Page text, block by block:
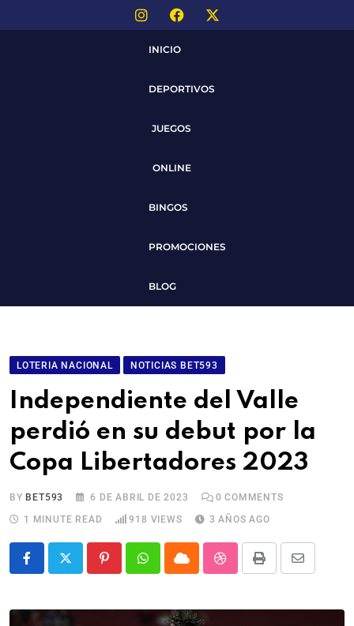
INICIO
DEPORTIVOS
JUEGOS
ONLINE
BINGOS
PROMOCIONES
BLOG
LOTERIA NACIONAL NOTICIAS BET593
Independiente del Valle
perdió en su debut por la
Copa Libertadores 2023
BY BET593 6 DE ABRIL DE 2023 0 COMMENTS
1 MINUTE READ
918 VIEWS 3 AÑOS AGO